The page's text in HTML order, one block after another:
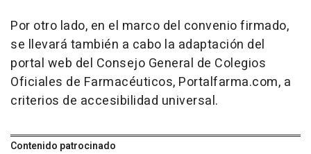
Por otro lado, en el marco del convenio firmado,
se llevará también a cabo la adaptación del
portal web del Consejo General de Colegios
Oficiales de Farmacéuticos, Portalfarma.com, a
criterios de accesibilidad universal.
Contenido patrocinado